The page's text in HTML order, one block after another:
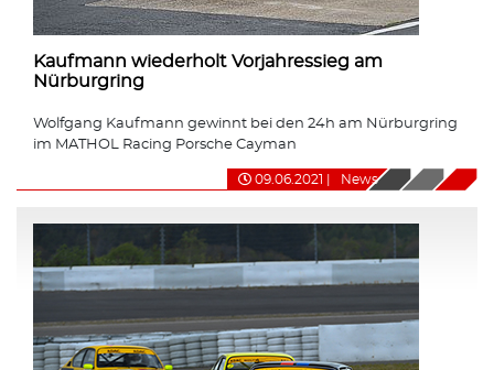
Kaufmann wiederholt Vorjahressieg am
Nürburgring
Wolfgang Kaufmann gewinnt bei den 24h am Nürburgring
im MATHOL Racing Porsche Cayman
09.06.2021 News